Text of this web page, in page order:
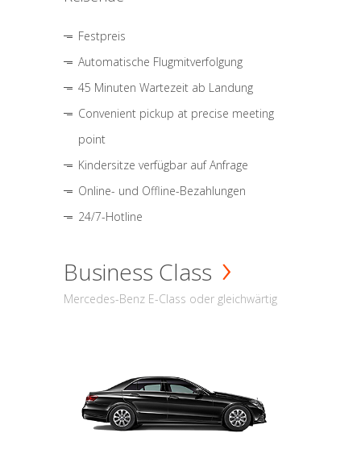
Festpreis
Automatische Flugmitverfolgung
45 Minuten Wartezeit ab Landung
Convenient pickup at precise meeting
point
Kindersitze verfügbar auf Anfrage
Online- und Offline-Bezahlungen
24/7-Hotline
Business Class
Mercedes-Benz E-Class oder gleichwärtig